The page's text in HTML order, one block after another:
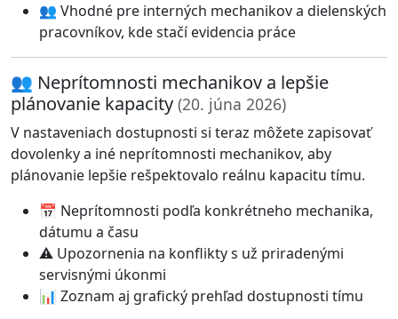
👥 Vhodné pre interných mechanikov a dielenských
pracovníkov, kde stačí evidencia práce
👥 Neprítomnosti mechanikov a lepšie
plánovanie kapacity (20. júna 2026)
V nastaveniach dostupnosti si teraz môžete zapisovať
dovolenky a iné neprítomnosti mechanikov, aby
plánovanie lepšie rešpektovalo reálnu kapacitu tímu.
📅 Neprítomnosti podľa konkrétneho mechanika,
dátumu a času
⚠️ Upozornenia na konflikty s už priradenými
servisnými úkonmi
📊 Zoznam aj grafický prehľad dostupnosti tímu